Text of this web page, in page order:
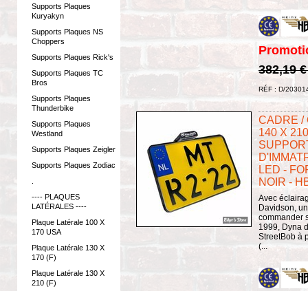
Supports Plaques
Kuryakyn
Supports Plaques NS
Choppers
Supports Plaques Rick's
Supports Plaques TC
Bros
Supports Plaques
Thunderbike
Supports Plaques
Westland
Supports Plaques Zeigler
Supports Plaques Zodiac
---- PLAQUES
LATÉRALES ----
Plaque Latérale 100 X
170 USA
Plaque Latérale 130 X
170 (F)
Plaque Latérale 130 X
210 (F)
382,19
RÉF : D/
CADRE /
140 X
LED -
NOIR -
Avec
Davidson,
commander
1999, Dyna
StreetBob à
(...